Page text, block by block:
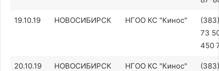
19.10.19 НОВОСИБИРСК НГОО КС "Кинос"
73
450
20.10.19 НОВОСИБИРСК НГОО КС "Кинос"